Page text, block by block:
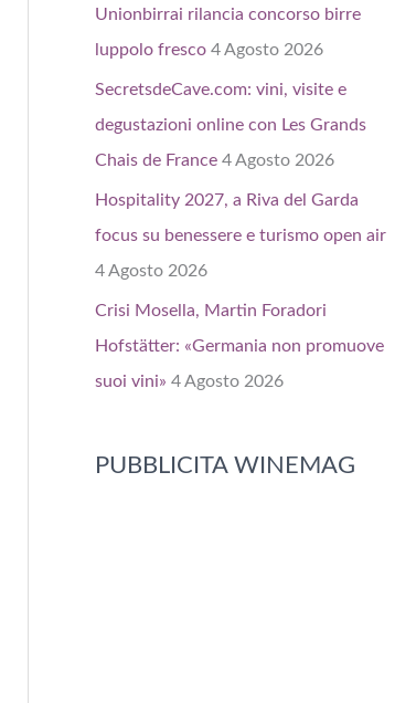
Unionbirrai rilancia concorso birre
luppolo fresco 4 Agosto 2026
SecretsdeCave.com: vini, visite e
degustazioni online con Les Grands
Chais de France 4 Agosto 2026
Hospitality 2027, a Riva del Garda
focus su benessere e turismo open air
4 Agosto 2026
Crisi Mosella, Martin Foradori
Hofstätter: «Germania non promuove
suoi vini» 4 Agosto 2026
PUBBLICITA WINEMAG